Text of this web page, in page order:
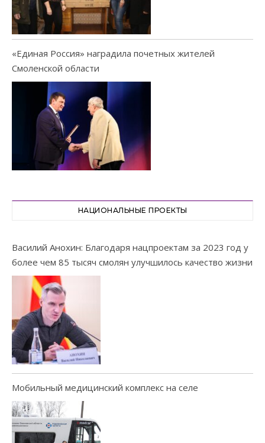
«Единая Россия» наградила почетных жителей
Смоленской области
НАЦИОНАЛЬНЫЕ ПРОЕКТЫ
Василий Анохин: Благодаря нацпроектам за 2023 год у
более чем 85 тысяч смолян улучшилось качество жизни
Мобильный медицинский комплекс на селе